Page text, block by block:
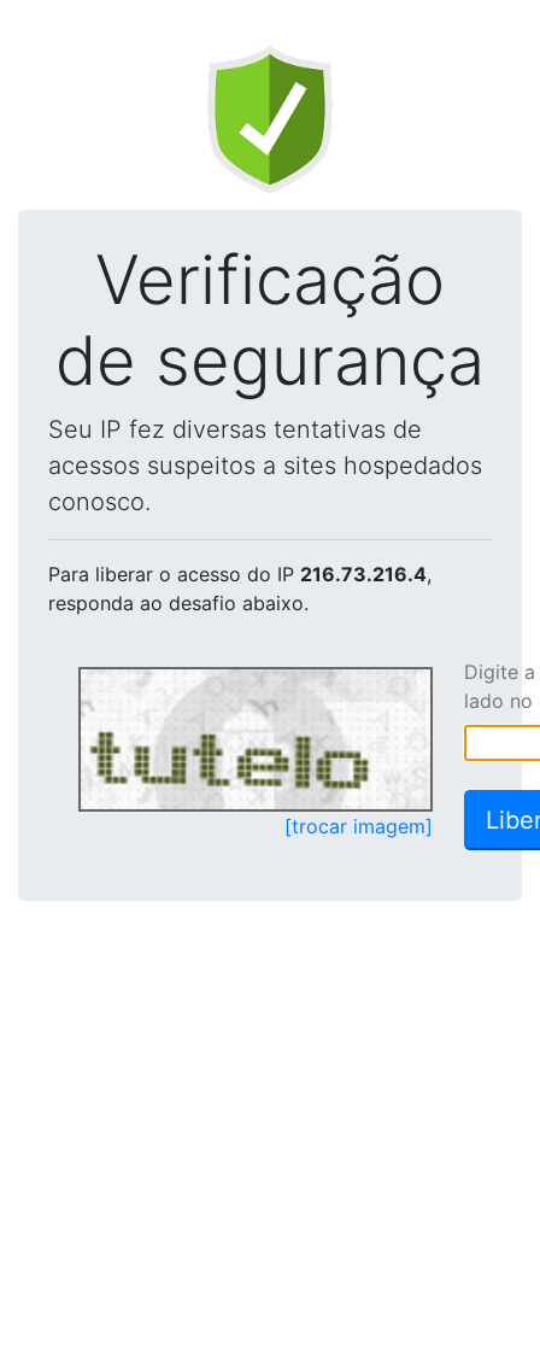
Verificação
de segurança
Seu IP fez diversas tentativas de
acessos suspeitos a sites hospedados
conosco.
Para liberar o acesso do IP 216.73.216.4,
responda ao desafio abaixo.
[trocar imagem]
Digite
lado no